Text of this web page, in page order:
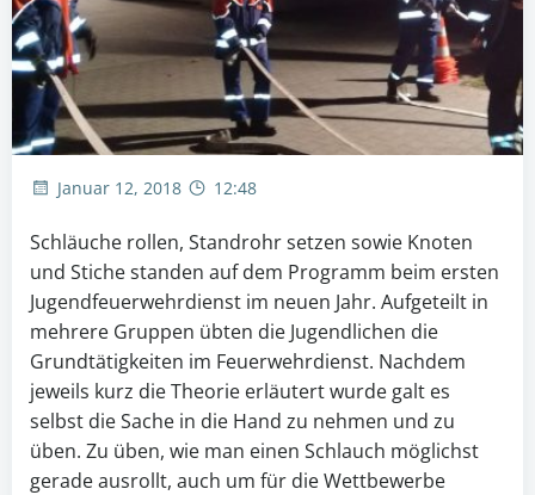
Januar 12, 2018 12:48
Schläuche rollen, Standrohr setzen sowie Knoten
und Stiche standen auf dem Programm beim ersten
Jugendfeuerwehrdienst im neuen Jahr. Aufgeteilt in
mehrere Gruppen übten die Jugendlichen die
Grundtätigkeiten im Feuerwehrdienst. Nachdem
jeweils kurz die Theorie erläutert wurde galt es
selbst die Sache in die Hand zu nehmen und zu
üben. Zu üben, wie man einen Schlauch möglichst
gerade ausrollt, auch um für die Wettbewerbe